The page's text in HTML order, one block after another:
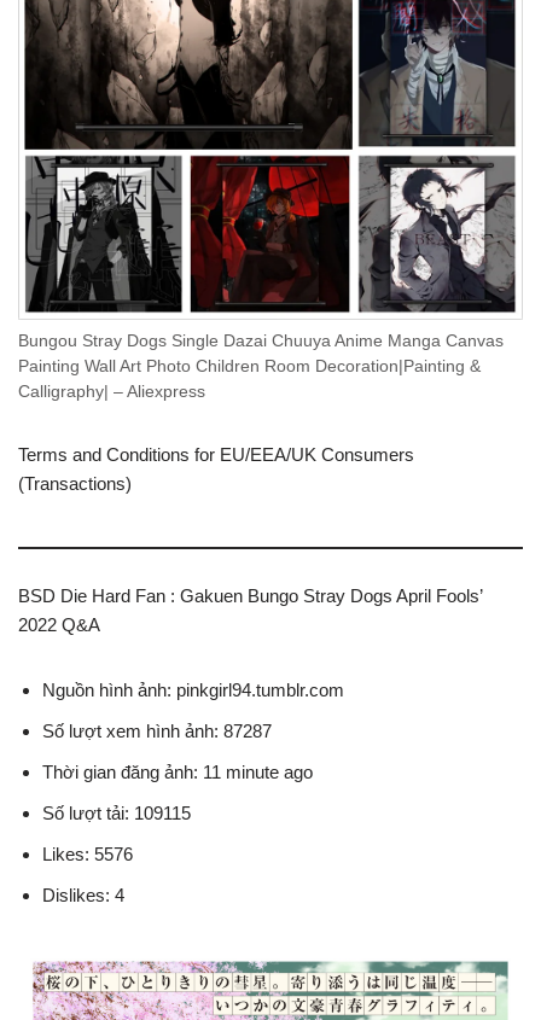
Bungou Stray Dogs Single Dazai Chuuya Anime Manga Canvas
Painting Wall Art Photo Children Room Decoration|Painting &
Calligraphy| – Aliexpress
Terms and Conditions for EU/EEA/UK Consumers
(Transactions)
BSD Die Hard Fan : Gakuen Bungo Stray Dogs April Fools’
2022 Q&A
Nguồn hình ảnh: pinkgirl94.tumblr.com
Số lượt xem hình ảnh: 87287
Thời gian đăng ảnh: 11 minute ago
Số lượt tải: 109115
Likes: 5576
Dislikes: 4